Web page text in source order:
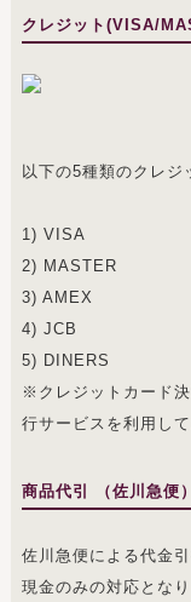
クレジット(VISA/
以下の5種類のクレジ
1) VISA
2) MASTER
3) AMEX
4) JCB
5) DINERS
※クレジットカード
行サービスを利用し
商品代引 （佐川急便）
佐川急便による代金
現金のみの対応となり